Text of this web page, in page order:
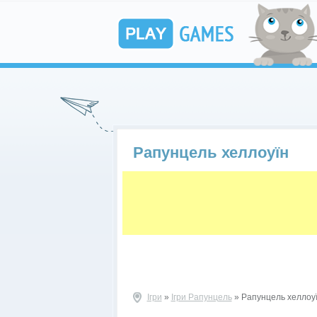
Рапунцель хеллоуїн
Ігри » Ігри Рапунцель» Рапунцель